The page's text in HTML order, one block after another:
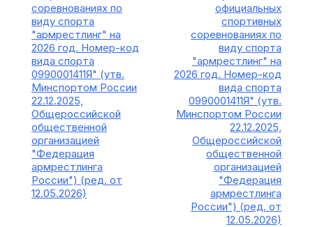
соревнованиях по
виду спорта
"армрестлинг" на
2026 год. Номер-код
вида спорта
0990001411Я" (утв.
Минспортом России
22.12.2025,
Общероссийской
общественной
организацией
"Федерация
армрестлинга
России") (ред. от
12.05.2026)
официальных
спортивных
соревнованиях по
виду спорта
"армрестлинг" на
2026 год. Номер-код
вида спорта
0990001411Я" (утв.
Минспортом России
22.12.2025,
Общероссийской
общественной
организацией
"Федерация
армрестлинга
России") (ред. от
12.05.2026)